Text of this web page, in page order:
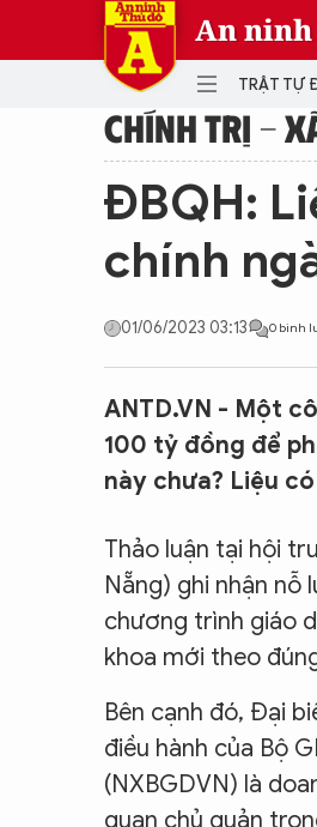
An
TRẬT TỰ
TRẬT TỰ ĐÔ
THẾ GIỚI
THÀNH
THỂ THAO
KINH DOANH
CON
CHÍNH TRỊ -
ĐBQH:
chính
01/06/2023 03:13 0 bình
ANTD.VN - Một
100 tỷ đồng để
này chưa? Liệu
Thảo luận tại hội
Nẵng) ghi nhận
chương trình giáo
khoa mới theo
Bên cạnh đó, Đại
điều hành của Bộ
(NXBGDVN) là
quan chủ quản